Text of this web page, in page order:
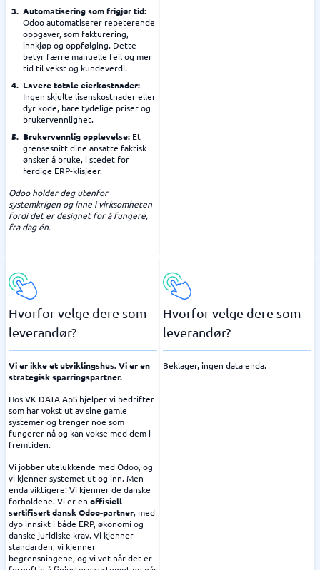
Automatisering som frigjør tid:
Odoo automatiserer repeterende
oppgaver, som fakturering,
innkjøp og oppfølging. Dette
betyr færre manuelle feil og mer
tid til vekst og kundeverdi.
Lavere totale eierkostnader:
Ingen skjulte lisenskostnader eller
dyr kode, bare tydelige priser og
brukervennlighet.
Brukervennlig opplevelse: Et
grensesnitt dine ansatte faktisk
ønsker å bruke, i stedet for
ferdige ERP-klisjeer.
Odoo holder deg utenfor
systemkrigen og inne i virksomheten
fordi det er designet for å fungere,
fra dag én.
Hvorfor velge dere som
leverandør?
Vi er ikke et utviklingshus. Vi er en
strategisk sparringspartner.
Hos VK DATA ApS hjelper vi bedrifter
som har vokst ut av sine gamle
systemer og trenger noe som
fungerer nå og kan vokse med dem i
fremtiden.
Vi jobber utelukkende med Odoo, og
vi kjenner systemet ut og inn. Men
enda viktigere: Vi kjenner de danske
forholdene. Vi er en offisiell
sertifisert dansk Odoo-partner, med
dyp innsikt i både ERP, økonomi og
danske juridiske krav. Vi kjenner
standarden, vi kjenner
begrensningene, og vi vet når det er
Hvorfor velge dere som
leverandør?
Beklager, ingen data enda.